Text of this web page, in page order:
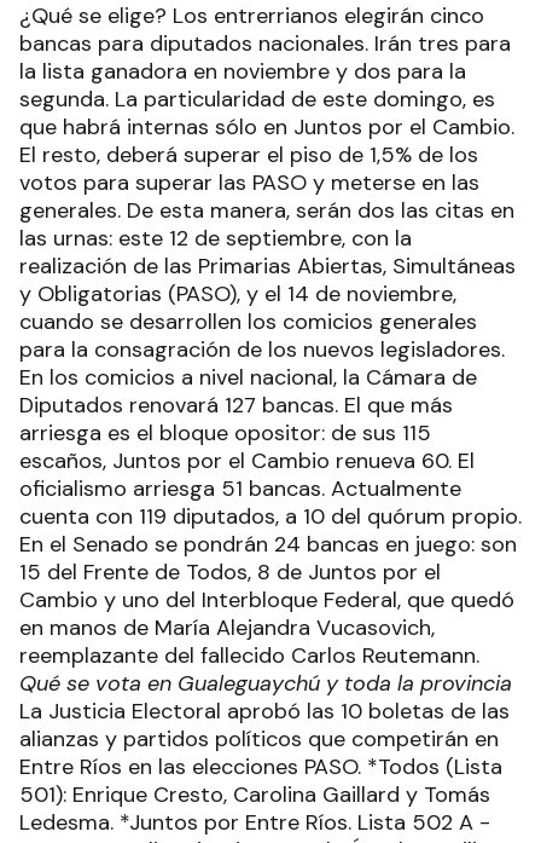
¿Qué se elige? Los entrerrianos elegirán cinco
bancas para diputados nacionales. Irán tres para
la lista ganadora en noviembre y dos para la
segunda. La particularidad de este domingo, es
que habrá internas sólo en Juntos por el Cambio.
El resto, deberá superar el piso de 1,5% de los
votos para superar las PASO y meterse en las
generales. De esta manera, serán dos las citas en
las urnas: este 12 de septiembre, con la
realización de las Primarias Abiertas, Simultáneas
y Obligatorias (PASO), y el 14 de noviembre,
cuando se desarrollen los comicios generales
para la consagración de los nuevos legisladores.
En los comicios a nivel nacional, la Cámara de
Diputados renovará 127 bancas. El que más
arriesga es el bloque opositor: de sus 115
escaños, Juntos por el Cambio renueva 60. El
oficialismo arriesga 51 bancas. Actualmente
cuenta con 119 diputados, a 10 del quórum propio.
En el Senado se pondrán 24 bancas en juego: son
15 del Frente de Todos, 8 de Juntos por el
Cambio y uno del Interbloque Federal, que quedó
en manos de María Alejandra Vucasovich,
reemplazante del fallecido Carlos Reutemann.
Qué se vota en Gualeguaychú y toda la provincia
La Justicia Electoral aprobó las 10 boletas de las
alianzas y partidos políticos que competirán en
Entre Ríos en las elecciones PASO. *Todos (Lista
501): Enrique Cresto, Carolina Gaillard y Tomás
Ledesma. *Juntos por Entre Ríos. Lista 502 A -